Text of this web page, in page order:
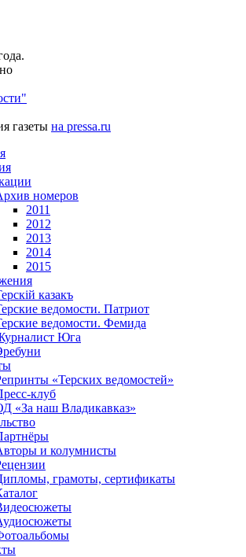
газеты на pressa.ru
номеров
2011
2012
2013
2014
2015
казакъ
ведомости. Патриот
ведомости. Фемида
Юга
«Терских ведомостей»
клуб
«За наш Владикавказ»
и колумнисты
грамоты, сертификаты